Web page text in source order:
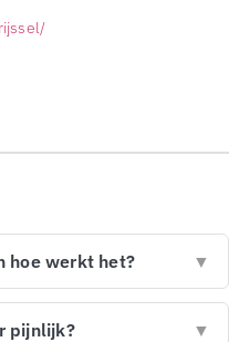
hoe werkt het? ▼
pijnlijk? ▼